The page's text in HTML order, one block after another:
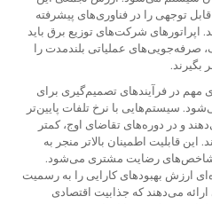
توجهی را در فناوری‌های پیشرفته
شرکت‌های توزیع برق باید
صرفه‌جویی‌های عملیاتی بلندمدت را
بگیرند.
در فرآیندهای تصمیم‌گیری برای
سیستم‌هایی با نرخ تلفات پایین‌تر
و در دوره‌های تقاضای اوج، کمتر
قابلیت اطمینان بالاتر منجر به
شاخص‌های رضایت مشتری می‌شود.
ارزش بهبودهای کارایی را به رسمیت
می‌دهند که جذابیت اقتصادی